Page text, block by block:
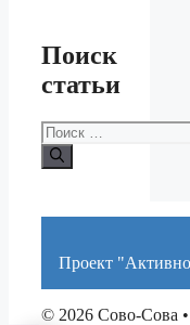
Поиск
статьи
Поиск:
Проект
© 2026 Сово-Сова